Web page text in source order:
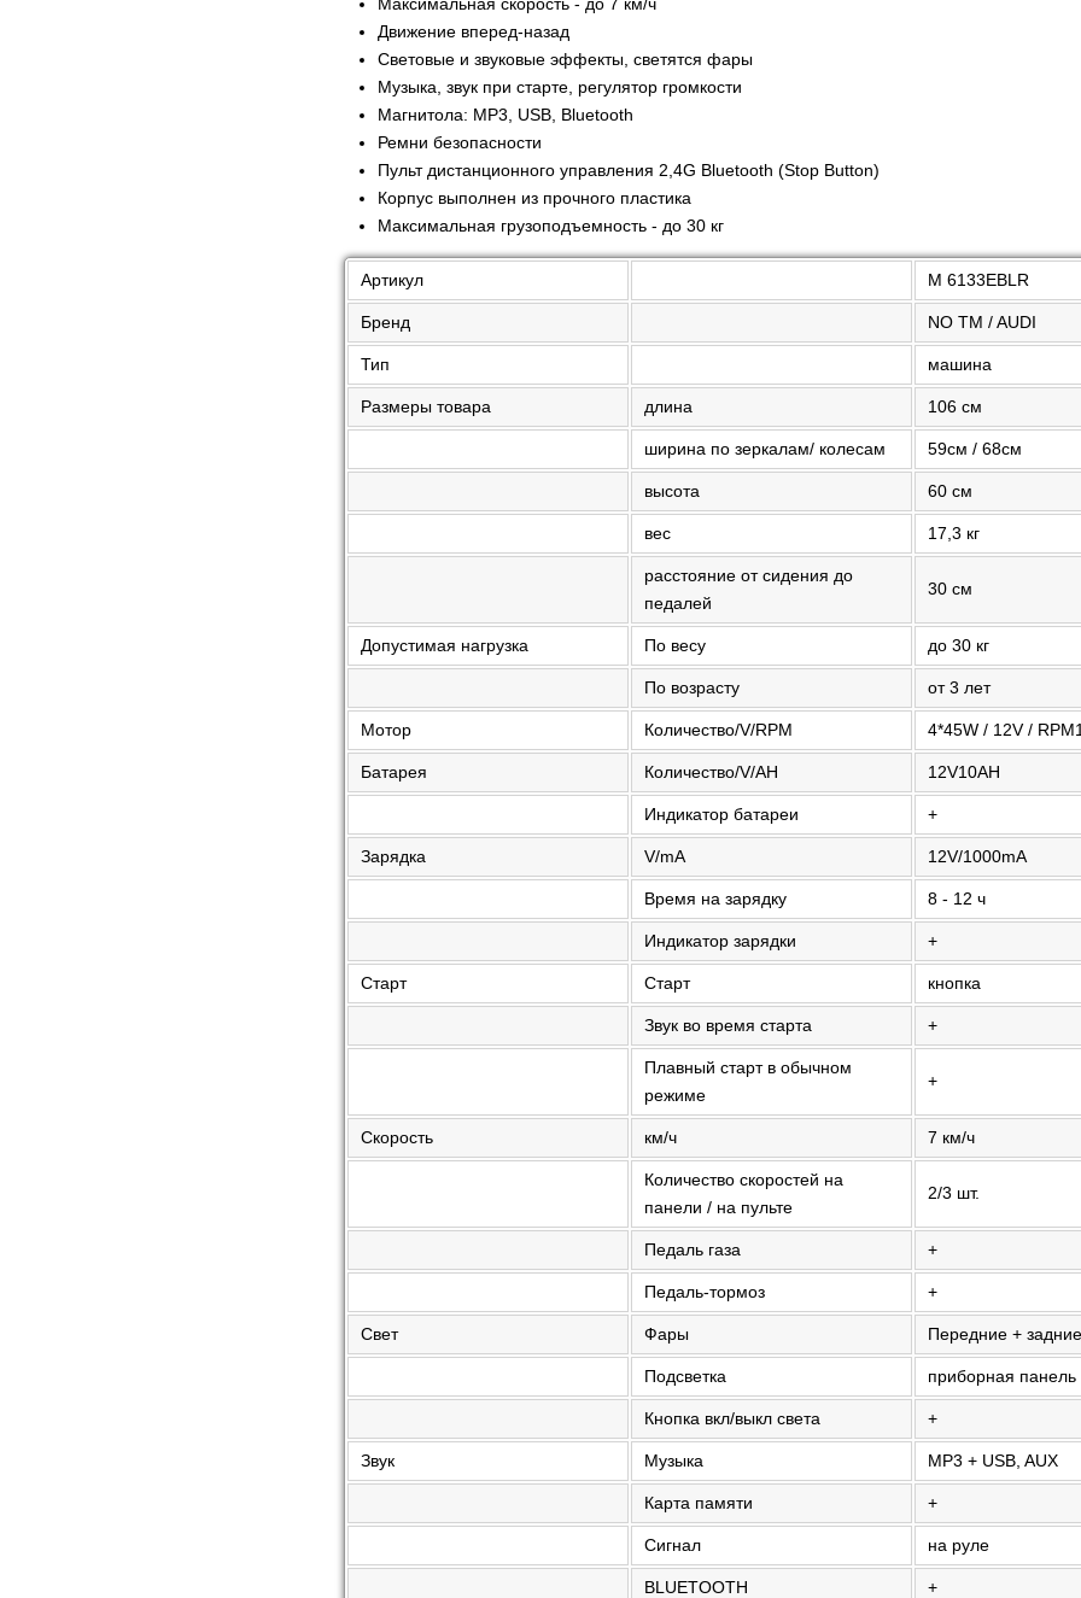
Движение вперед-назад
Световые и звуковые эффекты, светятся фары
Музыка, звук при старте, регулятор громкости
Магнитола: MP3, USB, Bluetooth
Ремни безопасности
Пульт дистанционного управления 2,4G Bluetooth (Stop Button)
Корпус выполнен из прочного пластика
Максимальная грузоподъемность - до 30 кг
Артикул М 6133EBLR
Бренд NO TM / AUDI
Тип машина
Размеры товара длина 106 см
ширина по зеркалам/ колесам 59см / 68см
высота 60 см
вес 17,3 кг
расстояние от сидения до
педалей
30 см
Допустимая нагрузка По весу до 30 кг
По возрасту от 3 лет
Мотор Количество/V/RPM 4*45W / 12V /
Батарея Количество/V/AH 12V10AH
Индикатор батареи +
Зарядка V/mA 12V/1000mA
Время на зарядку 8 - 12 ч
Индикатор зарядки +
Старт Старт кнопка
Звук во время старта +
Плавный старт в обычном
режиме
+
Скорость км/ч 7 км/ч
Количество скоростей на
панели / на пульте
2/3 шт.
Педаль газа +
Педаль-тормоз +
Свет Фары Передние + задние
Подсветка приборная панель
Кнопка вкл/выкл света +
Звук Музыка MP3 + USB, AUX
Карта памяти +
Сигнал на руле
BLUETOOTH +